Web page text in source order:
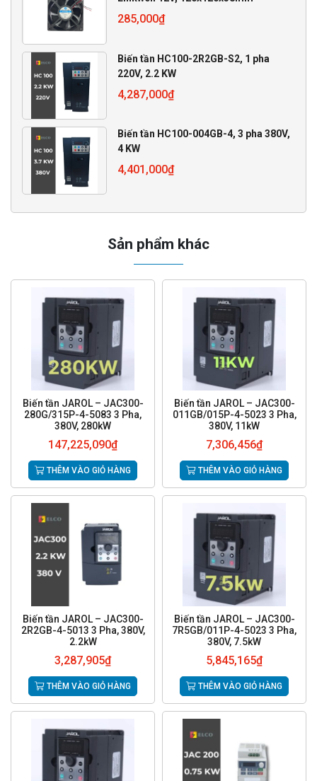
285,000₫
Biến tần HC100-2R2GB-S2, 1 pha
220V, 2.2 KW
4,287,000₫
Biến tần HC100-004GB-4, 3 pha 380V,
4 KW
4,401,000₫
Sản phẩm khác
Biến tần JAROL – JAC300-
280G/315P-4-5083 3 Pha,
380V, 280kW
147,225,090₫
THÊM VÀO GIỎ HÀNG
Biến tần JAROL – JAC300-
011GB/015P-4-5023 3 Pha,
380V, 11kW
7,306,456₫
THÊM VÀO GIỎ HÀNG
Biến tần JAROL – JAC300-
2R2GB-4-5013 3 Pha, 380V,
2.2kW
3,287,905₫
THÊM VÀO GIỎ HÀNG
Biến tần JAROL – JAC300-
7R5GB/011P-4-5023 3 Pha,
380V, 7.5kW
5,845,165₫
THÊM VÀO GIỎ HÀNG